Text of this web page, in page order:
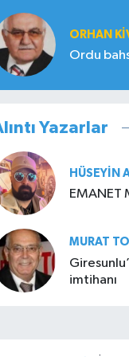
ORHAN
Ordu
Yazarlar
HÜSEYIN
EMANET
MURAT
imtihanı